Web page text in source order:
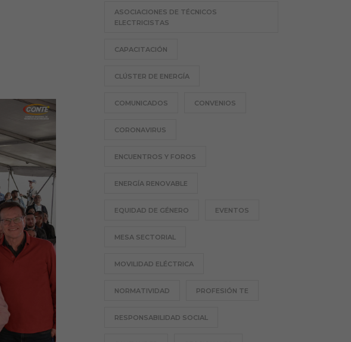
ASOCIACIONES DE TÉCNICOS
ELECTRICISTAS
CAPACITACIÓN
CLÚSTER DE ENERGÍA
COMUNICADOS CONVENIOS
CORONAVIRUS
ENCUENTROS Y FOROS
ENERGÍA RENOVABLE
EQUIDAD DE GÉNERO EVENTOS
MESA SECTORIAL
MOVILIDAD ELÉCTRICA
NORMATIVIDAD PROFESIÓN TE
RESPONSABILIDAD SOCIAL